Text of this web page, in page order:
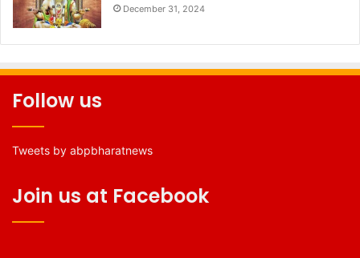
December 31, 2024
Follow us
Tweets by abpbharatnews
Join us at Facebook